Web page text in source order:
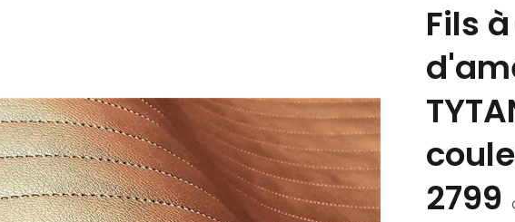
Fils
2799